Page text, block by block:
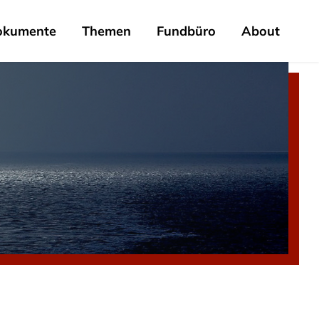
Themen Fundbüro About